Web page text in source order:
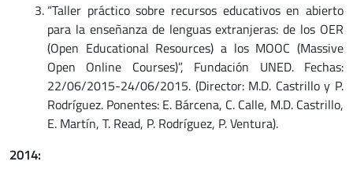
“Taller práctico sobre recursos educativos en abierto
para la enseñanza de lenguas extranjeras: de los OER
(Open Educational Resources) a los MOOC (Massive
Open Online Courses)”, Fundación UNED. Fechas:
22/06/2015-24/06/2015. (Director: M.D. Castrillo y P.
Rodríguez. Ponentes: E. Bárcena, C. Calle, M.D. Castrillo,
E. Martín, T. Read, P. Rodríguez, P. Ventura).
2014: